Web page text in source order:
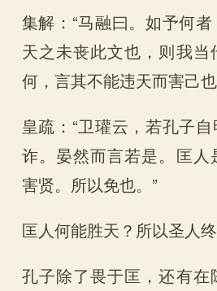
集解：“马融曰。如予何者
天之未丧此文也，则我当
何，言其不能违天而害己
皇疏：“卫瓘云，若孔子
诈。晏然而言若是。匡人
害贤。所以免也。”
匡人何能胜天？所以圣人终
孔子除了畏于匡，还有在